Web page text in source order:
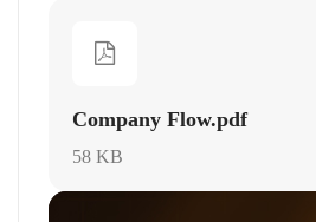
Company Flow.pdf
58 KB